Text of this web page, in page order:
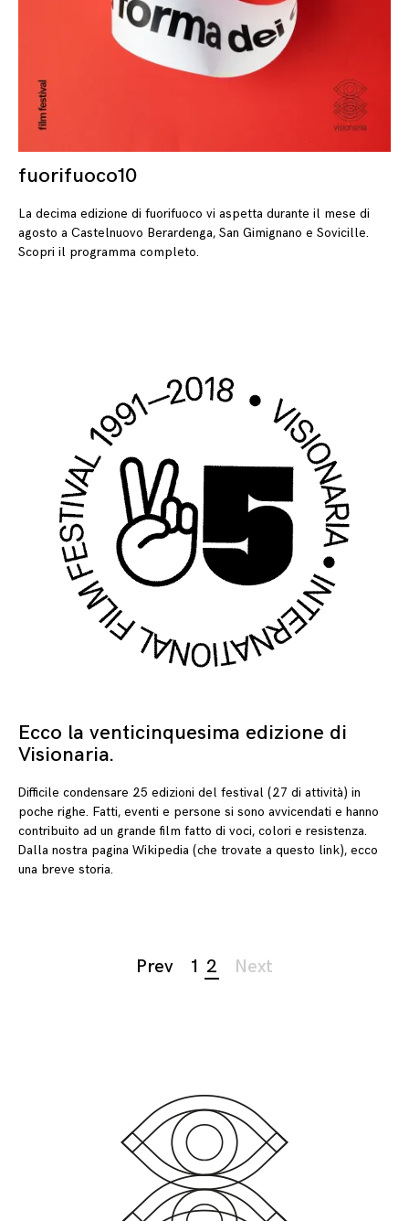
fuorifuoco10
La decima edizione di fuorifuoco vi aspetta durante il mese di
agosto a Castelnuovo Berardenga, San Gimignano e Sovicille.
Scopri il programma completo.
Ecco la venticinquesima edizione di
Visionaria.
Difficile condensare 25 edizioni del festival (27 di attività) in
poche righe. Fatti, eventi e persone si sono avvicendati e hanno
contribuito ad un grande film fatto di voci, colori e resistenza.
Dalla nostra pagina Wikipedia (che trovate a questo link), ecco
una breve storia.
Prev 1 2 Next